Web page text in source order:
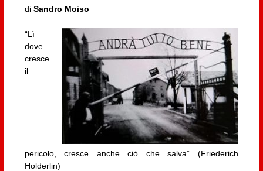
di Sandro Moiso
“Lì
dove
cresce
il
pericolo, cresce anche ciò che salva” (Friederich
Holderlin)